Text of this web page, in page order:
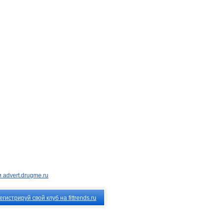
advert.drugme.ru
свой клуб на fittrends.ru